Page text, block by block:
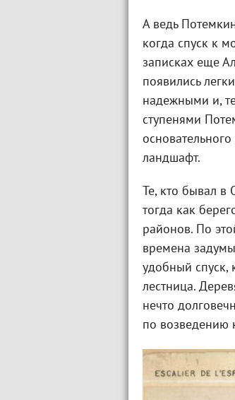
А ведь
когда спуск к
записках еще
появились
надежными и,
ступенями
ландшафт.
Те, кто бывал
тогда как
районов. По
времена
удобный спуск,
лестница.
нечто
по возведению